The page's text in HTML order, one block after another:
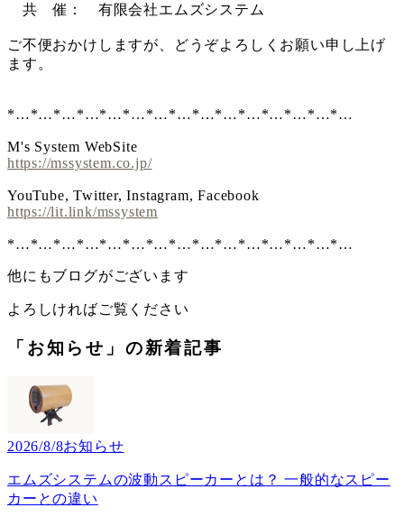
共 催： 有限会社エムズシステム
ご不便おかけしますが、どうぞよろしくお願い申し上げ
ます。
*…*…*…*…*…*…*…*…*…*…*…*…*…*…*…
M's System WebSite
https://mssystem.co.jp/
YouTube, Twitter, Instagram, Facebook
https://lit.link/mssystem
*…*…*…*…*…*…*…*…*…*…*…*…*…*…*…
他にもブログがございます
よろしければご覧ください
「お知らせ」の新着記事
2026/8/8お知らせ
エムズシステムの波動スピーカーとは？ 一般的なスピー
カーとの違い